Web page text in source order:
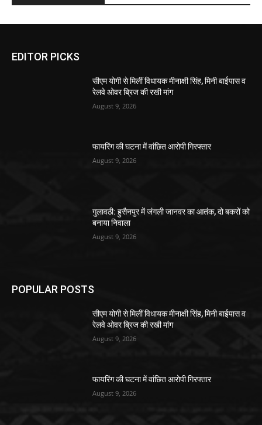
EDITOR PICKS
सीएम योगी से मिलीं विधायक मीनाक्षी सिंह, मिनी बाईपास व
रेलवे ओवर ब्रिज की रखी मांग
August 9, 2026
फायरिंग की घटना में वांछित आरोपी गिरफ्तार
August 9, 2026
गुलावठी: हुसैनपुर में जंगली जानवर का आतंक, दो बकरों को
बनाया निवाला
August 9, 2026
POPULAR POSTS
सीएम योगी से मिलीं विधायक मीनाक्षी सिंह, मिनी बाईपास व
रेलवे ओवर ब्रिज की रखी मांग
August 9, 2026
फायरिंग की घटना में वांछित आरोपी गिरफ्तार
August 9, 2026